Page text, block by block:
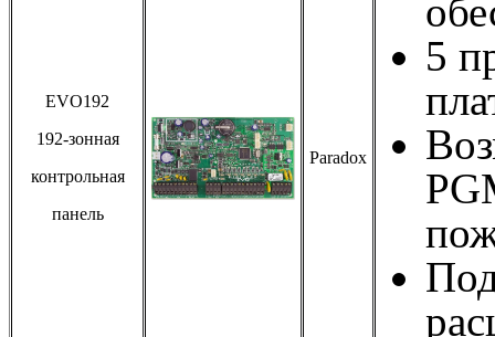
EVO192
192-зонная
контрольная
панель
Paradox
5